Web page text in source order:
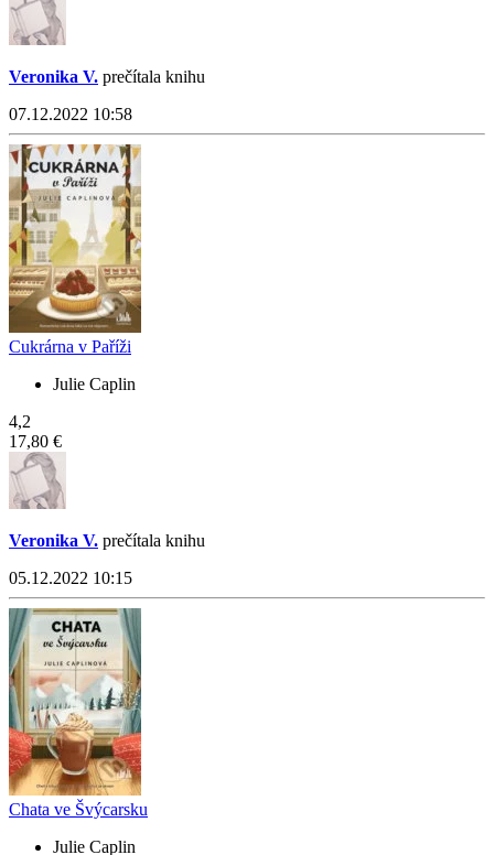
Veronika V. prečítala knihu
07.12.2022 10:58
Cukrárna v Paříži
Julie Caplin
4,2
17,80 €
Veronika V. prečítala knihu
05.12.2022 10:15
Chata ve Švýcarsku
Julie Caplin